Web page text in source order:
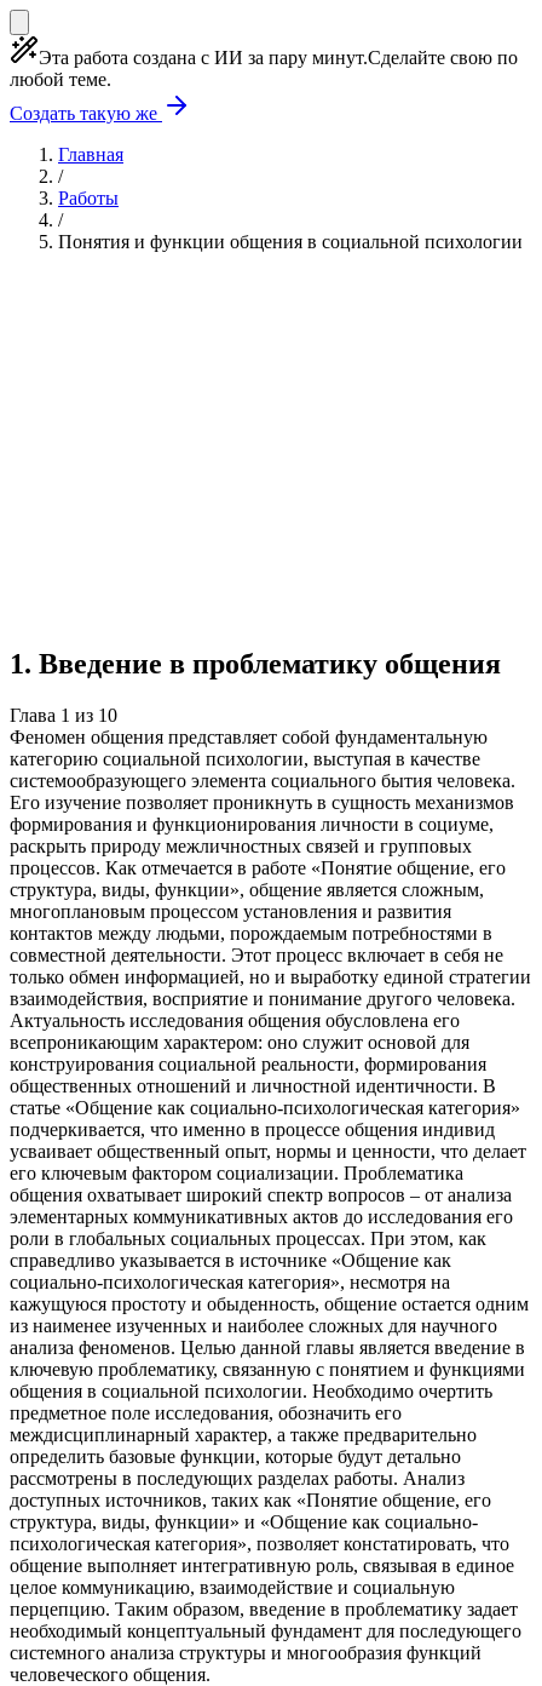
Эта работа создана с ИИ за пару минут.Сделайте свою по
любой теме.
Создать такую же
Главная
/
Работы
/
Понятия и функции общения в социальной психологии
1. Введение в проблематику общения
Глава 1 из 10
Феномен общения представляет собой фундаментальную
категорию социальной психологии, выступая в качестве
системообразующего элемента социального бытия человека.
Его изучение позволяет проникнуть в сущность механизмов
формирования и функционирования личности в социуме,
раскрыть природу межличностных связей и групповых
процессов. Как отмечается в работе «Понятие общение, его
структура, виды, функции», общение является сложным,
многоплановым процессом установления и развития
контактов между людьми, порождаемым потребностями в
совместной деятельности. Этот процесс включает в себя не
только обмен информацией, но и выработку единой стратегии
взаимодействия, восприятие и понимание другого человека.
Актуальность исследования общения обусловлена его
всепроникающим характером: оно служит основой для
конструирования социальной реальности, формирования
общественных отношений и личностной идентичности. В
статье «Общение как социально-психологическая категория»
подчеркивается, что именно в процессе общения индивид
усваивает общественный опыт, нормы и ценности, что делает
его ключевым фактором социализации. Проблематика
общения охватывает широкий спектр вопросов – от анализа
элементарных коммуникативных актов до исследования его
роли в глобальных социальных процессах. При этом, как
справедливо указывается в источнике «Общение как
социально-психологическая категория», несмотря на
кажущуюся простоту и обыденность, общение остается одним
из наименее изученных и наиболее сложных для научного
анализа феноменов. Целью данной главы является введение в
ключевую проблематику, связанную с понятием и функциями
общения в социальной психологии. Необходимо очертить
предметное поле исследования, обозначить его
междисциплинарный характер, а также предварительно
определить базовые функции, которые будут детально
рассмотрены в последующих разделах работы. Анализ
доступных источников, таких как «Понятие общение, его
структура, виды, функции» и «Общение как социально-
психологическая категория», позволяет констатировать, что
общение выполняет интегративную роль, связывая в единое
целое коммуникацию, взаимодействие и социальную
перцепцию. Таким образом, введение в проблематику задает
необходимый концептуальный фундамент для последующего
системного анализа структуры и многообразия функций
человеческого общения.